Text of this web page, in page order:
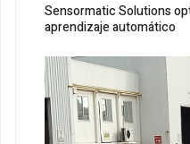
Sensormatic Solutions
aprendizaje automático